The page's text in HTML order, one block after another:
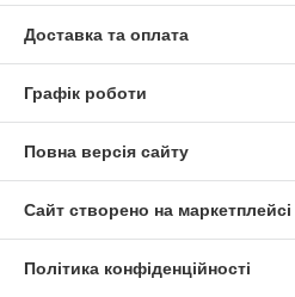
Доставка та оплата
Графік роботи
Повна версія сайту
Сайт створено на маркетплейсі
Політика конфіденційності